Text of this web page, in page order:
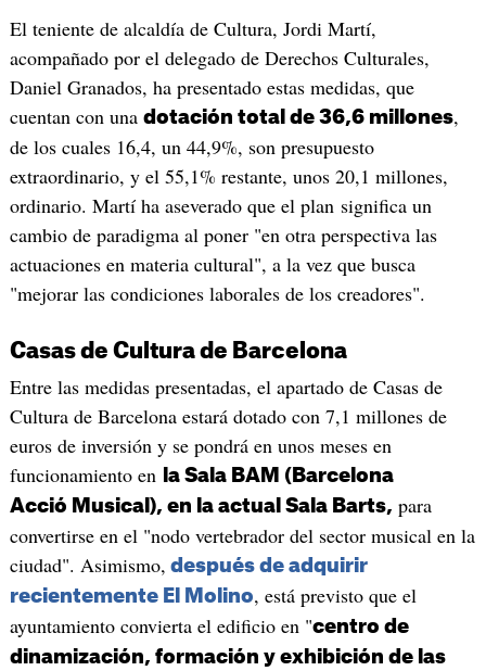
El teniente de alcaldía de Cultura, Jordi Martí,
acompañado por el delegado de Derechos Culturales,
Daniel Granados, ha presentado estas medidas, que
cuentan con una dotación total de 36,6 millones,
de los cuales 16,4, un 44,9%, son presupuesto
extraordinario, y el 55,1% restante, unos 20,1 millones,
ordinario. Martí ha aseverado que el plan significa un
cambio de paradigma al poner "en otra perspectiva las
actuaciones en materia cultural", a la vez que busca
"mejorar las condiciones laborales de los creadores".
Casas de Cultura de Barcelona
Entre las medidas presentadas, el apartado de Casas de
Cultura de Barcelona estará dotado con 7,1 millones de
euros de inversión y se pondrá en unos meses en
funcionamiento en
la Sala BAM (Barcelona
Acció Musical), en la actual Sala Barts, para
convertirse en el "nodo vertebrador del sector musical en la
ciudad". Asimismo, después de adquirir
recientemente El Molino, está previsto que el
ayuntamiento convierta el edificio en "centro de
dinamización, formación y exhibición de las